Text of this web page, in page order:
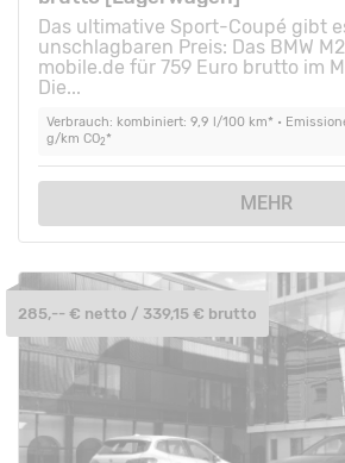
Das ultimative Sport-Coupé gibt
unschlagbaren Preis: Das BMW
mobile.de für 759 Euro brutto im
Die...
Verbrauch: kombiniert: 9,9 l/100 km* •
g/km CO2*
MEHR
285,-- € netto / 339,15 € brutto